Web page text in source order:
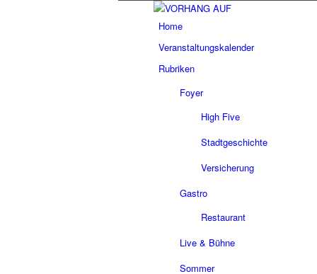
Home
Veranstaltungskalender
Rubriken
Foyer
High Five
Stadtgeschichte
Versicherung
Gastro
Restaurant
Live & Bühne
Sommer